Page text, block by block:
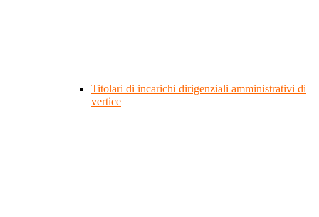
Titolari di incarichi dirigenziali amministrativi di
vertice